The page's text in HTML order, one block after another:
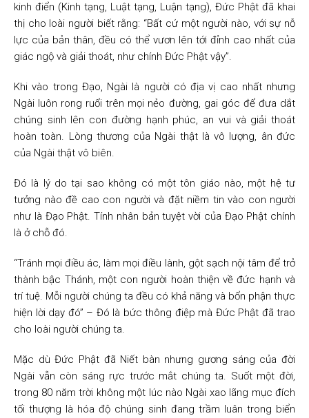
kinh điển (Kinh tạng, Luật tạng, Luận tạng), Đức Phật đã khai
thị cho loài người biết rằng: “Bất cứ một người nào, với sự nỗ
lực của bản thân, đều có thể vươn lên tới đỉnh cao nhất của
giác ngộ và giải thoát, như chính Đức Phật vậy”.
Khi vào trong Đạo, Ngài là người có địa vị cao nhất nhưng
Ngài luôn rong ruổi trên mọi nẻo đường, gai góc để đưa dắt
chúng sinh lên con đường hạnh phúc, an vui và giải thoát
hoàn toàn. Lòng thương của Ngài thật là vô lượng, ân đức
của Ngài thật vô biên.
Đó là lý do tại sao không có một tôn giáo nào, một hệ tư
tưởng nào đề cao con người và đặt niềm tin vào con người
như là Đạo Phật. Tính nhân bản tuyệt vời của Đạo Phật chính
là ở chỗ đó.
“Tránh mọi điều ác, làm mọi điều lành, gột sạch nội tâm để trở
thành bậc Thánh, một con người hoàn thiện về đức hạnh và
trí tuệ. Mỗi người chúng ta đều có khả năng và bổn phận thực
hiện lời dạy đó” – Đó là bức thông điệp mà Đức Phật đã trao
cho loài người chúng ta.
Mặc dù Đức Phật đã Niết bàn nhưng gương sáng của đời
Ngài vẫn còn sáng rực trước mắt chúng ta. Suốt một đời,
trong 80 năm trời không một lúc nào Ngài xao lãng mục đích
tối thượng là hóa độ chúng sinh đang trầm luân trong biển